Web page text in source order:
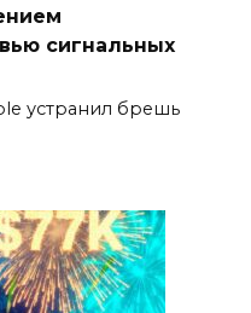
сигнальных
устранил брешь